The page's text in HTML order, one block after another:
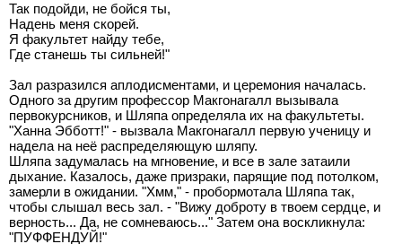
Так подойди, не бойся ты,
Надень меня скорей.
Я факультет найду тебе,
Где станешь ты сильней!"
Зал разразился аплодисментами, и церемония началась.
Одного за другим профессор Макгонагалл вызывала
первокурсников, и Шляпа определяла их на факультеты.
"Ханна Эбботт!" - вызвала Макгонагалл первую ученицу и
надела на неё распределяющую шляпу.
Шляпа задумалась на мгновение, и все в зале затаили
дыхание. Казалось, даже призраки, парящие под потолком,
замерли в ожидании. "Хмм," - пробормотала Шляпа так,
чтобы слышал весь зал. - "Вижу доброту в твоем сердце, и
верность... Да, не сомневаюсь..." Затем она воскликнула:
"ПУФФЕНДУЙ!"